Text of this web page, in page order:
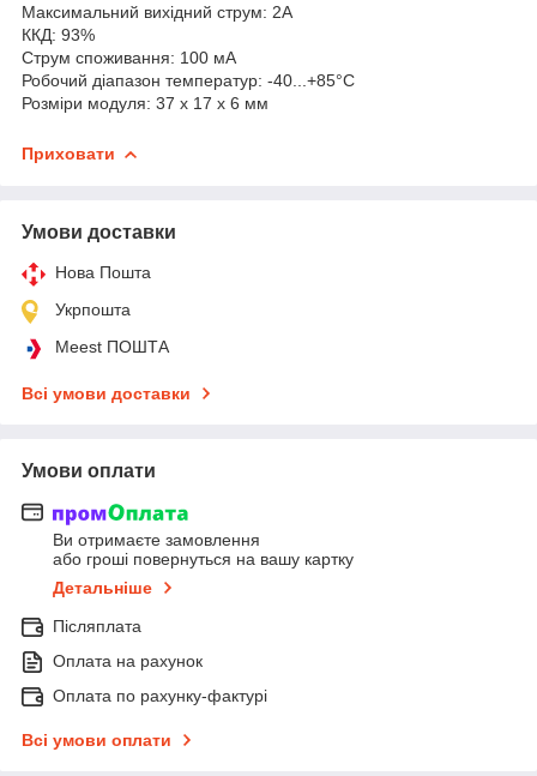
Максимальний вихідний струм: 2А
ККД: 93%
Струм споживання: 100 мА
Робочий діапазон температур: -40...+85°C
Розміри модуля: 37 х 17 х 6 мм
Приховати
Умови доставки
Нова Пошта
Укрпошта
Meest ПОШТА
Всі умови доставки
Умови оплати
Ви отримаєте замовлення
або гроші повернуться на вашу картку
Детальніше
Післяплата
Оплата на рахунок
Оплата по рахунку-фактурі
Всі умови оплати